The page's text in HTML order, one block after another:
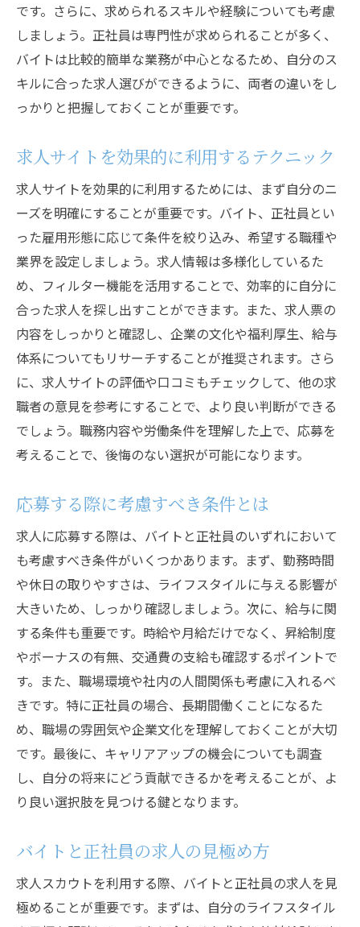
です。さらに、求められるスキルや経験についても考慮
しましょう。正社員は専門性が求められることが多く、
バイトは比較的簡単な業務が中心となるため、自分のス
キルに合った求人選びができるように、両者の違いをし
っかりと把握しておくことが重要です。
求人サイトを効果的に利用するテクニック
求人サイトを効果的に利用するためには、まず自分のニ
ーズを明確にすることが重要です。バイト、正社員とい
った雇用形態に応じて条件を絞り込み、希望する職種や
業界を設定しましょう。求人情報は多様化しているた
め、フィルター機能を活用することで、効率的に自分に
合った求人を探し出すことができます。また、求人票の
内容をしっかりと確認し、企業の文化や福利厚生、給与
体系についてもリサーチすることが推奨されます。さら
に、求人サイトの評価や口コミもチェックして、他の求
職者の意見を参考にすることで、より良い判断ができる
でしょう。職務内容や労働条件を理解した上で、応募を
考えることで、後悔のない選択が可能になります。
応募する際に考慮すべき条件とは
求人に応募する際は、バイトと正社員のいずれにおいて
も考慮すべき条件がいくつかあります。まず、勤務時間
や休日の取りやすさは、ライフスタイルに与える影響が
大きいため、しっかり確認しましょう。次に、給与に関
する条件も重要です。時給や月給だけでなく、昇給制度
やボーナスの有無、交通費の支給も確認するポイントで
す。また、職場環境や社内の人間関係も考慮に入れるべ
きです。特に正社員の場合、長期間働くことになるた
め、職場の雰囲気や企業文化を理解しておくことが大切
です。最後に、キャリアアップの機会についても調査
し、自分の将来にどう貢献できるかを考えることが、よ
り良い選択肢を見つける鍵となります。
バイトと正社員の求人の見極め方
求人スカウトを利用する際、バイトと正社員の求人を見
極めることが重要です。まずは、自分のライフスタイル